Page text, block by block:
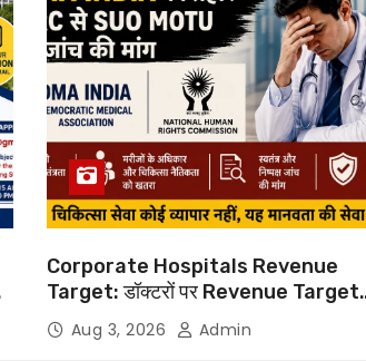
Corporate Hospitals Revenue
Target: डॉक्टरों पर Revenue
थोपने के खिलाफ DMA India का बड़ा कदम,
NHRC से Suo Motu जांच की मांग
Aug 3, 2026 Admin